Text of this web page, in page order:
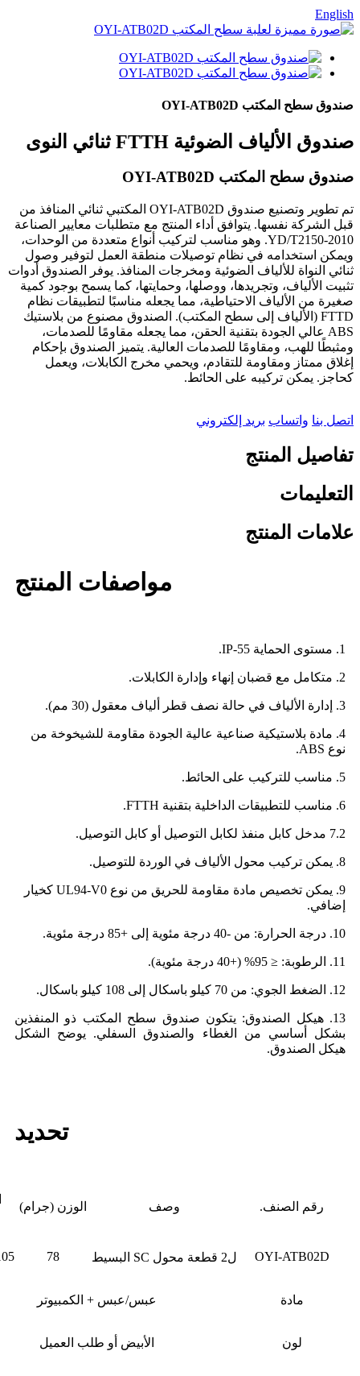
English
صندوق سطح المكتب OYI-ATB02D
صندوق الألياف الضوئية FTTH ثنائي النوى
صندوق سطح المكتب OYI-ATB02D
تم تطوير وتصنيع صندوق OYI-ATB02D المكتبي ثنائي المنافذ من
قبل الشركة نفسها. يتوافق أداء المنتج مع متطلبات معايير الصناعة
YD/T2150-2010. وهو مناسب لتركيب أنواع متعددة من الوحدات،
ويمكن استخدامه في نظام توصيلات منطقة العمل لتوفير وصول
ثنائي النواة للألياف الضوئية ومخرجات المنافذ. يوفر الصندوق أدوات
تثبيت الألياف، وتجريدها، ووصلها، وحمايتها، كما يسمح بوجود كمية
صغيرة من الألياف الاحتياطية، مما يجعله مناسبًا لتطبيقات نظام
FTTD (الألياف إلى سطح المكتب). الصندوق مصنوع من بلاستيك
ABS عالي الجودة بتقنية الحقن، مما يجعله مقاومًا للصدمات،
ومثبطًا للهب، ومقاومًا للصدمات العالية. يتميز الصندوق بإحكام
إغلاق ممتاز ومقاومة للتقادم، ويحمي مخرج الكابلات، ويعمل
كحاجز. يمكن تركيبه على الحائط.
اتصل بنا واتساب بريد إلكتروني
تفاصيل المنتج
التعليمات
علامات المنتج
مواصفات المنتج
1. مستوى الحماية IP-55.
2. متكامل مع قضبان إنهاء وإدارة الكابلات.
3. إدارة الألياف في حالة نصف قطر ألياف معقول (30 مم).
4. مادة بلاستيكية صناعية عالية الجودة مقاومة للشيخوخة من
نوع ABS.
5. مناسب للتركيب على الحائط.
6. مناسب للتطبيقات الداخلية بتقنية FTTH.
7.2 مدخل كابل منفذ لكابل التوصيل أو كابل التوصيل.
8. يمكن تركيب محول الألياف في الوردة للتوصيل.
9. يمكن تخصيص مادة مقاومة للحريق من نوع UL94-V0 كخيار
إضافي.
10. درجة الحرارة: من -40 درجة مئوية إلى +85 درجة مئوية.
11. الرطوبة: ≤ 95% (+40 درجة مئوية).
12. الضغط الجوي: من 70 كيلو باسكال إلى 108 كيلو باسكال.
13. هيكل الصندوق: يتكون صندوق سطح المكتب ذو المنفذين
بشكل أساسي من الغطاء والصندوق السفلي. يوضح الشكل
هيكل الصندوق.
تحديد
رقم الصنف. وصف الوزن (جرام)
OYI-ATB02D ل2 قطعة محول SC البسيط 78
مادة عبس/عبس + الكمبيوتر
لون الأبيض أو طلب العميل